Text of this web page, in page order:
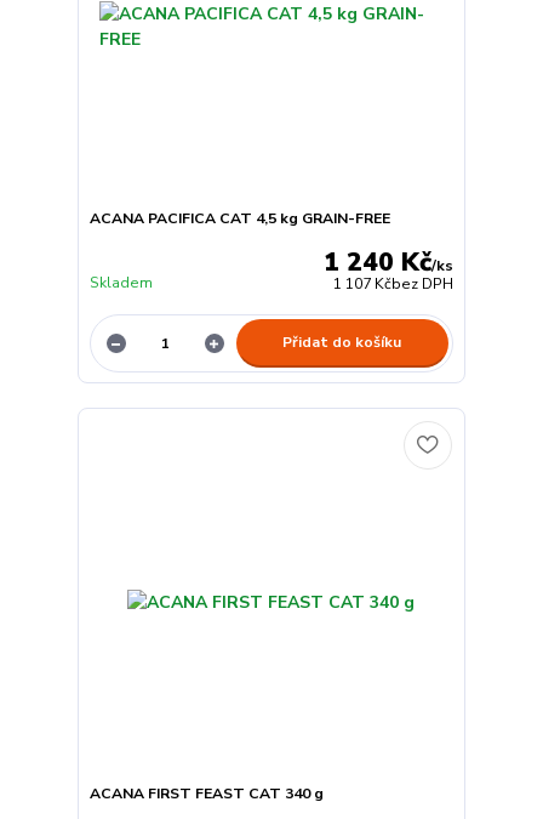
ACANA PACIFICA CAT 4,5 kg GRAIN-FREE
1 240 Kč/ks
1 107 Kčbez DPH
Skladem
Přidat do košíku
ACANA FIRST FEAST CAT 340 g